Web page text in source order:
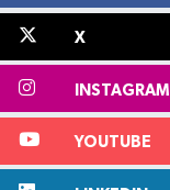
X
INSTAGRAM
YOUTUBE